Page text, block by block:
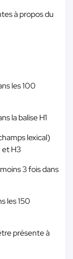
à propos du
les 100
la balise H1
lexical)
et H3
3 fois dans
les 150
présente à